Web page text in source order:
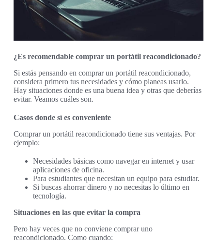
¿Es recomendable comprar un portátil reacondicionado?
Si estás pensando en comprar un portátil reacondicionado,
considera primero tus necesidades y cómo planeas usarlo.
Hay situaciones donde es una buena idea y otras que deberías
evitar. Veamos cuáles son.
Casos donde sí es conveniente
Comprar un portátil reacondicionado tiene sus ventajas. Por
ejemplo:
Necesidades básicas como navegar en internet y usar
aplicaciones de oficina.
Para estudiantes que necesitan un equipo para estudiar.
Si buscas ahorrar dinero y no necesitas lo último en
tecnología.
Situaciones en las que evitar la compra
Pero hay veces que no conviene comprar uno
reacondicionado. Como cuando: